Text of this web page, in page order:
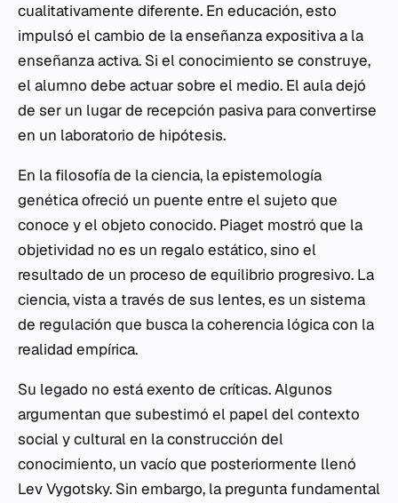
cualitativamente diferente. En educación, esto
impulsó el cambio de la enseñanza expositiva a la
enseñanza activa. Si el conocimiento se construye,
el alumno debe actuar sobre el medio. El aula dejó
de ser un lugar de recepción pasiva para convertirse
en un laboratorio de hipótesis.
En la filosofía de la ciencia, la epistemología
genética ofreció un puente entre el sujeto que
conoce y el objeto conocido. Piaget mostró que la
objetividad no es un regalo estático, sino el
resultado de un proceso de equilibrio progresivo. La
ciencia, vista a través de sus lentes, es un sistema
de regulación que busca la coherencia lógica con la
realidad empírica.
Su legado no está exento de críticas. Algunos
argumentan que subestimó el papel del contexto
social y cultural en la construcción del
conocimiento, un vacío que posteriormente llenó
Lev Vygotsky. Sin embargo, la pregunta fundamental